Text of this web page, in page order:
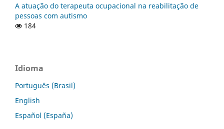
A atuação do terapeuta ocupacional na reabilitação de
pessoas com autismo
184
Idioma
Português (Brasil)
English
Español (España)